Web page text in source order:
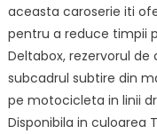
aceasta caroserie iti
pentru a reduce timpii
Deltabox, rezervorul
subcadrul subtire din
pe motocicleta in linii
Disponibila in culoarea